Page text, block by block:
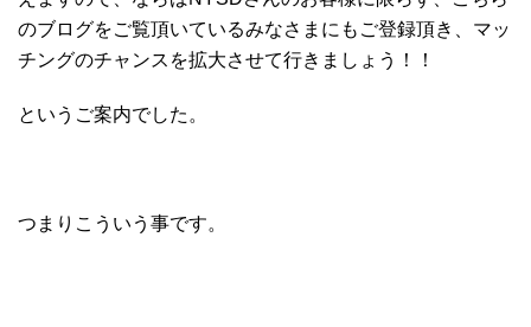
のブログをご覧頂いているみなさまにもご登録頂き、マッ
チングのチャンスを拡大させて行きましょう！！
というご案内でした。
つまりこういう事です。